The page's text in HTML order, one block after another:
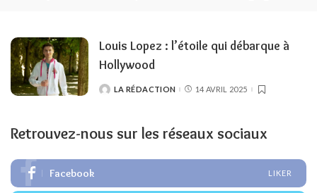
Louis Lopez : l’étoile qui débarque à
Hollywood
POSTED
LA RÉDACTION 14 AVRIL 2025
Retrouvez-nous sur les réseaux sociaux
Facebook LIKER